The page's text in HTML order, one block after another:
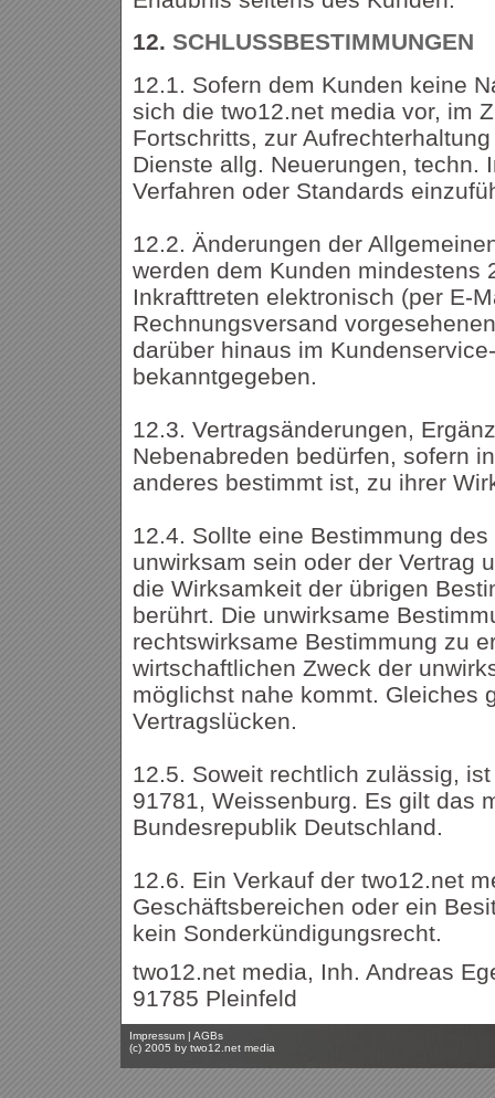
12. SCHLUSSBESTIMMUNGEN
12.1. Sofern dem Kunden keine
sich die two12.net media vor, im
Fortschritts, zur
Dienste allg. Neuerungen, techn.
Verfahren oder Standards
12.2. Änderungen der
werden dem Kunden mindestens
Inkrafttreten elektronisch (per E-
Rechnungsversand
darüber hinaus im
bekanntgegeben.
12.3. Vertragsänderungen,
Nebenabreden bedürfen, sofern
anderes bestimmt ist, zu ihrer
12.4. Sollte eine Bestimmung
unwirksam sein oder der Vertrag
die Wirksamkeit der übrigen
berührt. Die unwirksame
rechtswirksame Bestimmung zu
wirtschaftlichen Zweck der
möglichst nahe kommt. Gleiches
Vertragslücken.
12.5. Soweit rechtlich zulässig,
91781, Weissenburg. Es gilt das
Bundesrepublik Deutschland.
12.6. Ein Verkauf der two12.net
Geschäftsbereichen oder ein
kein Sonderkündigungsrecht.
two12.net media, Inh. Andreas
91785 Pleinfeld
Impressum | AGBs
(c) 2005 by two12.net media